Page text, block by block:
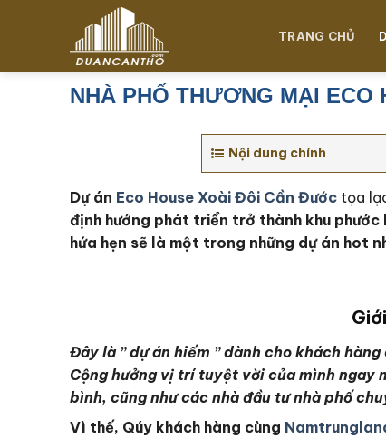
dung
TRANG CHỦ
NHÀ PHỐ THƯƠNG MẠI ECO
Nội dung chính
Dự án Eco House Xoài Đôi Cần Đước tọa
định hướng phát triển trở thành khu phước
hứa hẹn sẽ là một trong những dự án hot
Đây là ” dự án hiếm ” dành cho khách
Cộng hưởng vị trí tuyệt vời của mình ngay
bình, cũng như các nhà đầu tư nhà phố
Vì thế, Qúy khách hàng cùng